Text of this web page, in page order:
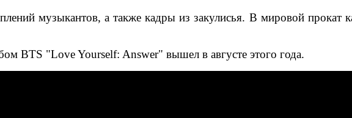
музыкантов, а также кадры из закулисья. В мировой прокат
BTS "Love Yourself: Answer" вышел в августе этого года.